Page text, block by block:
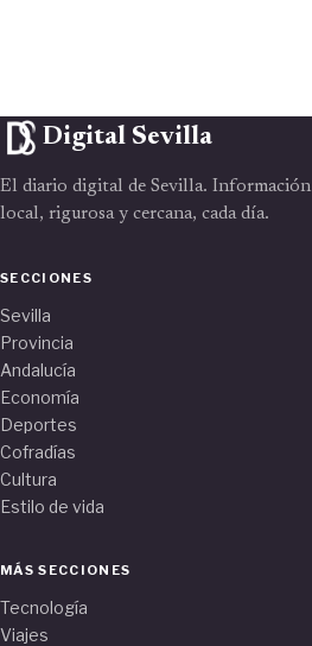
Digital Sevilla
El diario digital de Sevilla. Información
local, rigurosa y cercana, cada día.
SECCIONES
Sevilla
Provincia
Andalucía
Economía
Deportes
Cofradías
Cultura
Estilo de vida
MÁS SECCIONES
Tecnología
Viajes